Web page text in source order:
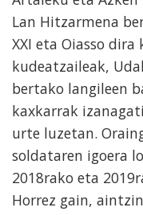
Lan Hitzarmena
XXI eta Oiasso
kudeatzaileak,
bertako langileen
kaxkarrak
urte luzetan.
soldataren igoera
2018rako eta
Horrez gain,